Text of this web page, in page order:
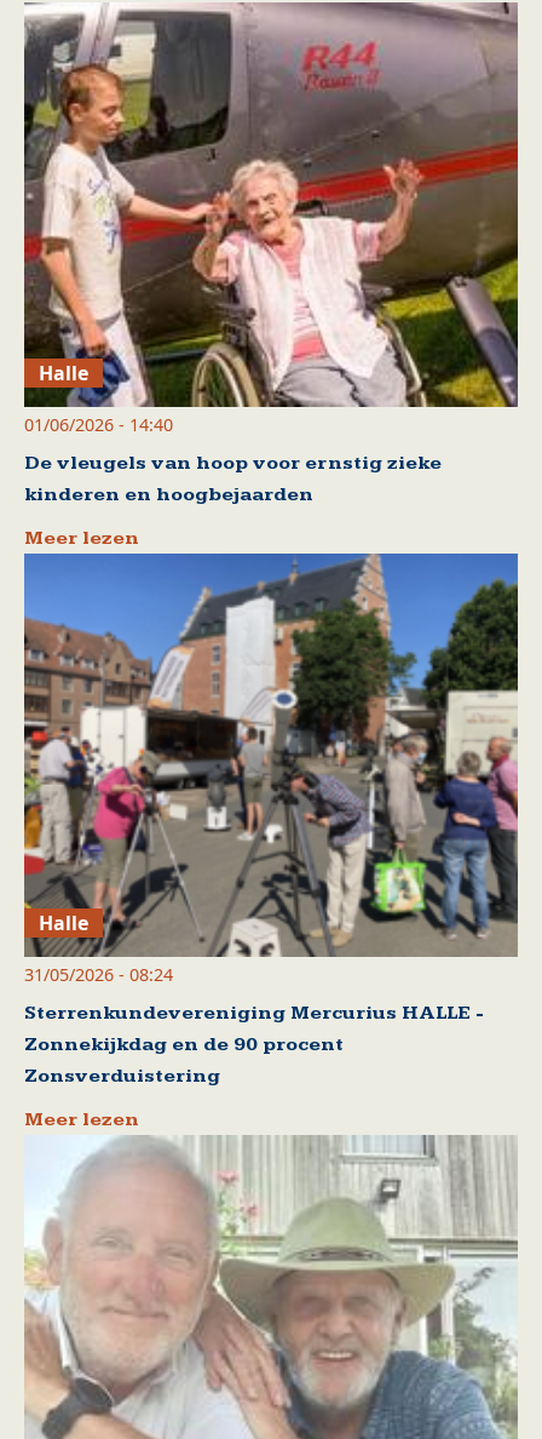
Halle
01/06/2026 - 14:40
De vleugels van hoop voor ernstig zieke
kinderen en hoogbejaarden
Meer lezen
Halle
31/05/2026 - 08:24
Sterrenkundevereniging Mercurius HALLE -
Zonnekijkdag en de 90 procent
Zonsverduistering
Meer lezen